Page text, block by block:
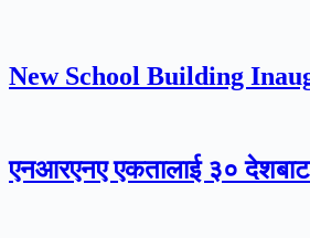
New School Building
एनआरएनए एकतालाई ३० देशबाट